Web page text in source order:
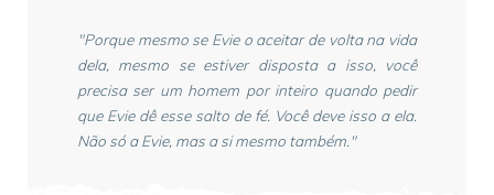
"Porque mesmo se Evie o aceitar de volta na vida
dela, mesmo se estiver disposta a isso, você
precisa ser um homem por inteiro quando pedir
que Evie dê esse salto de fé. Você deve isso a ela.
Não só a Evie, mas a si mesmo também."